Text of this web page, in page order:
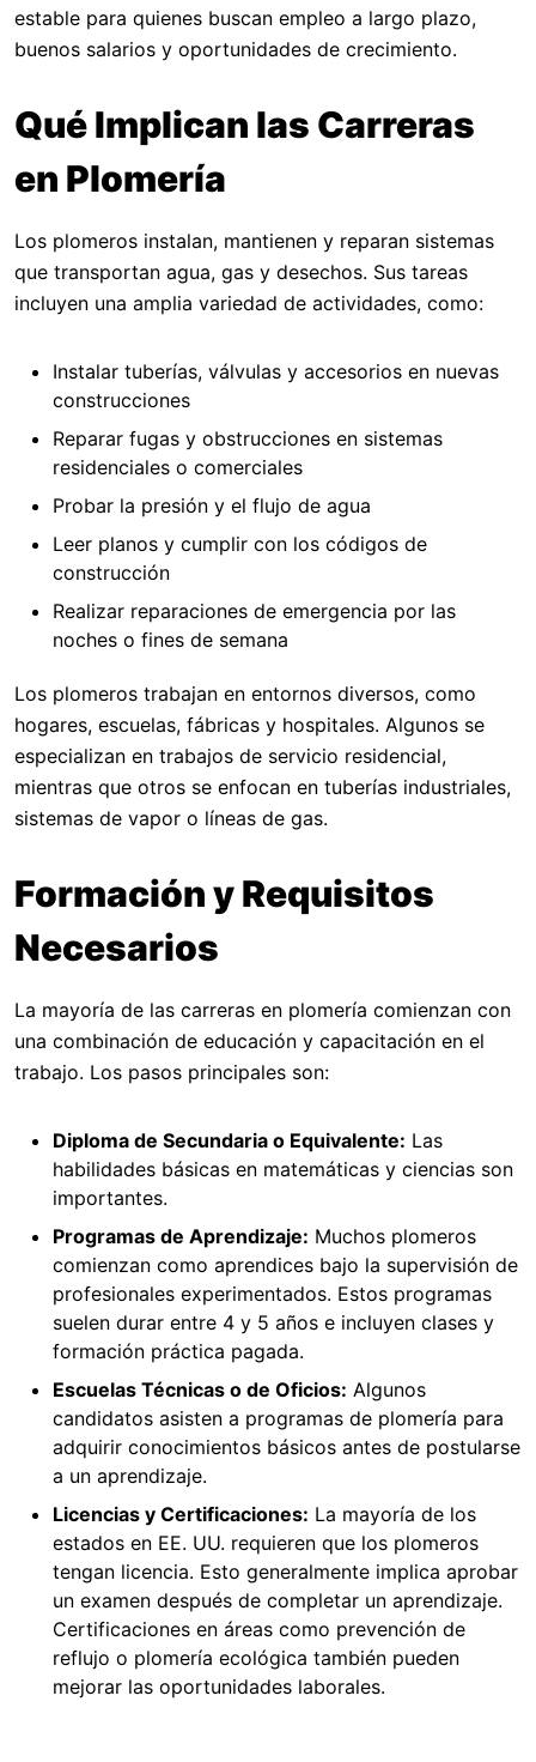
estable para quienes buscan empleo a largo plazo,
buenos salarios y oportunidades de crecimiento.
Qué Implican las Carreras
en Plomería
Los plomeros instalan, mantienen y reparan sistemas
que transportan agua, gas y desechos. Sus tareas
incluyen una amplia variedad de actividades, como:
Instalar tuberías, válvulas y accesorios en nuevas
construcciones
Reparar fugas y obstrucciones en sistemas
residenciales o comerciales
Probar la presión y el flujo de agua
Leer planos y cumplir con los códigos de
construcción
Realizar reparaciones de emergencia por las
noches o fines de semana
Los plomeros trabajan en entornos diversos, como
hogares, escuelas, fábricas y hospitales. Algunos se
especializan en trabajos de servicio residencial,
mientras que otros se enfocan en tuberías industriales,
sistemas de vapor o líneas de gas.
Formación y Requisitos
Necesarios
La mayoría de las carreras en plomería comienzan con
una combinación de educación y capacitación en el
trabajo. Los pasos principales son:
Diploma de Secundaria o Equivalente: Las
habilidades básicas en matemáticas y ciencias son
importantes.
Programas de Aprendizaje: Muchos plomeros
comienzan como aprendices bajo la supervisión de
profesionales experimentados. Estos programas
suelen durar entre 4 y 5 años e incluyen clases y
formación práctica pagada.
Escuelas Técnicas o de Oficios: Algunos
candidatos asisten a programas de plomería para
adquirir conocimientos básicos antes de postularse
a un aprendizaje.
Licencias y Certificaciones: La mayoría de los
estados en EE. UU. requieren que los plomeros
tengan licencia. Esto generalmente implica aprobar
un examen después de completar un aprendizaje.
Certificaciones en áreas como prevención de
reflujo o plomería ecológica también pueden
mejorar las oportunidades laborales.